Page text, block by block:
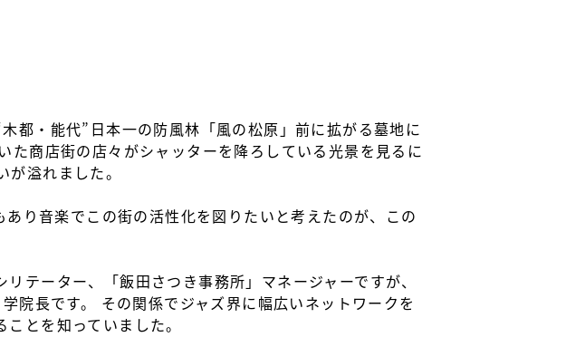
都・能代”日本一の防風林「風の松原」前に拡がる墓地に
た商店街の店々がシャッターを降ろしている光景を見るに
溢れました。
り音楽でこの街の活性化を図りたいと考えたのが、この
テーター、「飯田さつき事務所」マネージャーですが、
院長です。 その関係でジャズ界に幅広いネットワークを
とを知っていました。